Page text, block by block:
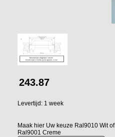
243.87
Levertijd: 1 week
Maak hier Uw keuze Ral9010 Wit of
Ral9001 Creme